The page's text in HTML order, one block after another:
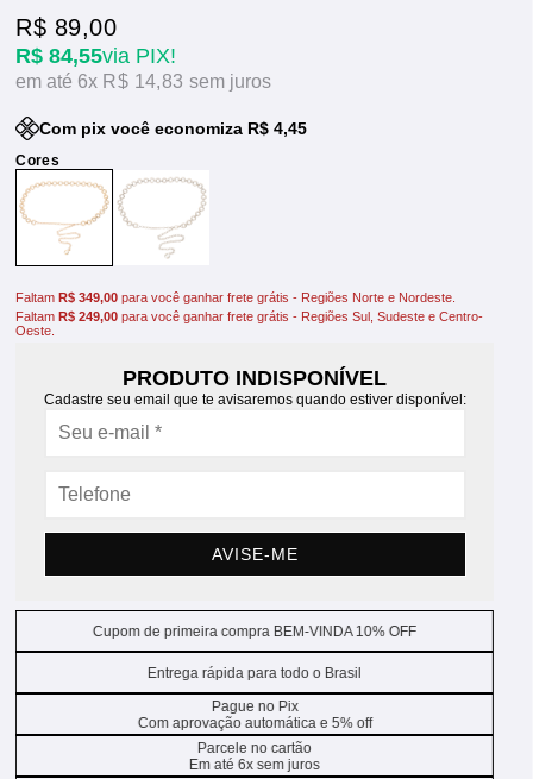
R$ 84,55via PIX!
R$ 89,00
6x R$ 14,83sem juros
Com pix você economiza R$ 4,45
FaltamR$ 349,00 para você ganhar frete grátis - Regiões Norte e Nordeste.
FaltamR$ 249,00 para você ganhar frete grátis - Regiões Sul, Sudeste e Centro-
Oeste.
PRODUTO INDISPONÍVEL
Cadastre seu email que te avisaremos quando estiver disponível:
AVISE-ME
Cupom de primeira compra BEM-VINDA 10% OFF
Entrega rápida para todo o Brasil
Pague no Pix
Com aprovação automática e 5% off
Parcele no cartão
Em até 6x sem juros